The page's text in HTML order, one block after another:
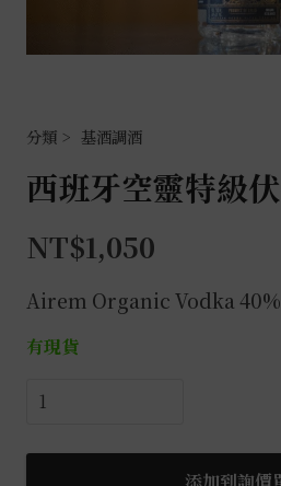
基酒調酒
西班牙空靈特級
NT$1,050
Airem Organic Vodka 40%
有現貨
西
牙